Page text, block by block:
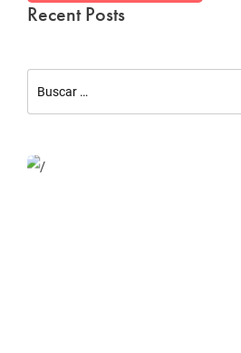
Recent Posts